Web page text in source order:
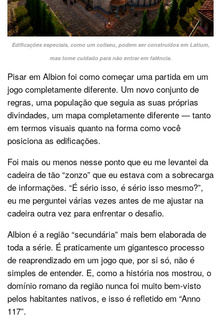
Edificações especiais, como um coliseu, podem ser construídos em Latium,
mas tome cuidado para não entrar em falência.
Pisar em Albion foi como começar uma partida em um
jogo completamente diferente. Um novo conjunto de
regras, uma população que seguia as suas próprias
divindades, um mapa completamente diferente — tanto
em termos visuais quanto na forma como você
posiciona as edificações.
Foi mais ou menos nesse ponto que eu me levantei da
cadeira de tão “zonzo” que eu estava com a sobrecarga
de informações. “É sério isso, é sério isso mesmo?”,
eu me perguntei várias vezes antes de me ajustar na
cadeira outra vez para enfrentar o desafio.
Albion é a região “secundária” mais bem elaborada de
toda a série. É praticamente um gigantesco processo
de reaprendizado em um jogo que, por si só, não é
simples de entender. E, como a história nos mostrou, o
domínio romano da região nunca foi muito bem-visto
pelos habitantes nativos, e isso é refletido em “Anno
117”.